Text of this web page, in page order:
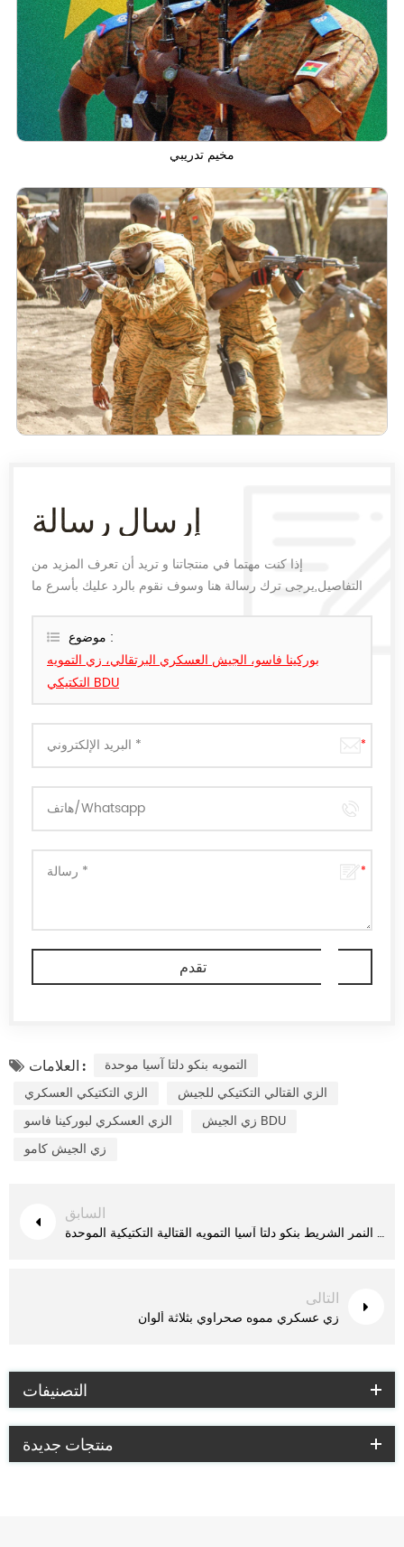
مخيم تدريبي
إرسال رسالة
إذا كنت مهتما في منتجاتنا و تريد أن تعرف المزيد من
التفاصيل,يرجى ترك رسالة هنا وسوف نقوم بالرد عليك بأسرع ما
موضوع :
بوركينا فاسو، الجيش العسكري البرتقالي، زي التمويه
التكتيكي BDU
العلامات :
التمويه بنكو دلتا آسيا موحدة
الزي التكتيكي العسكري
الزي القتالي التكتيكي للجيش
الزي العسكري لبوركينا فاسو
زي الجيش BDU
زي الجيش كامو
السابق
ساحل العاج الأزرق النمر الشريط بنكو دلتا آسيا التمويه القتالية التكتيكية الموحدة
التالى
زي عسكري مموه صحراوي بثلاثة ألوان
التصنيفات
منتجات جديدة